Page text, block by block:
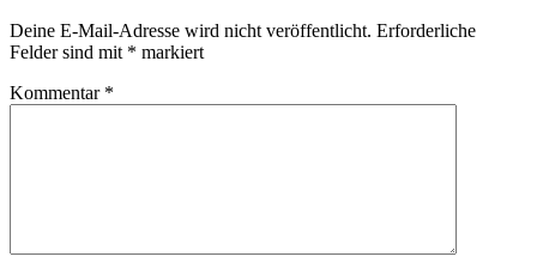
Deine E-Mail-Adresse wird nicht veröffentlicht. Erforderliche
Felder sind mit * markiert
Kommentar *